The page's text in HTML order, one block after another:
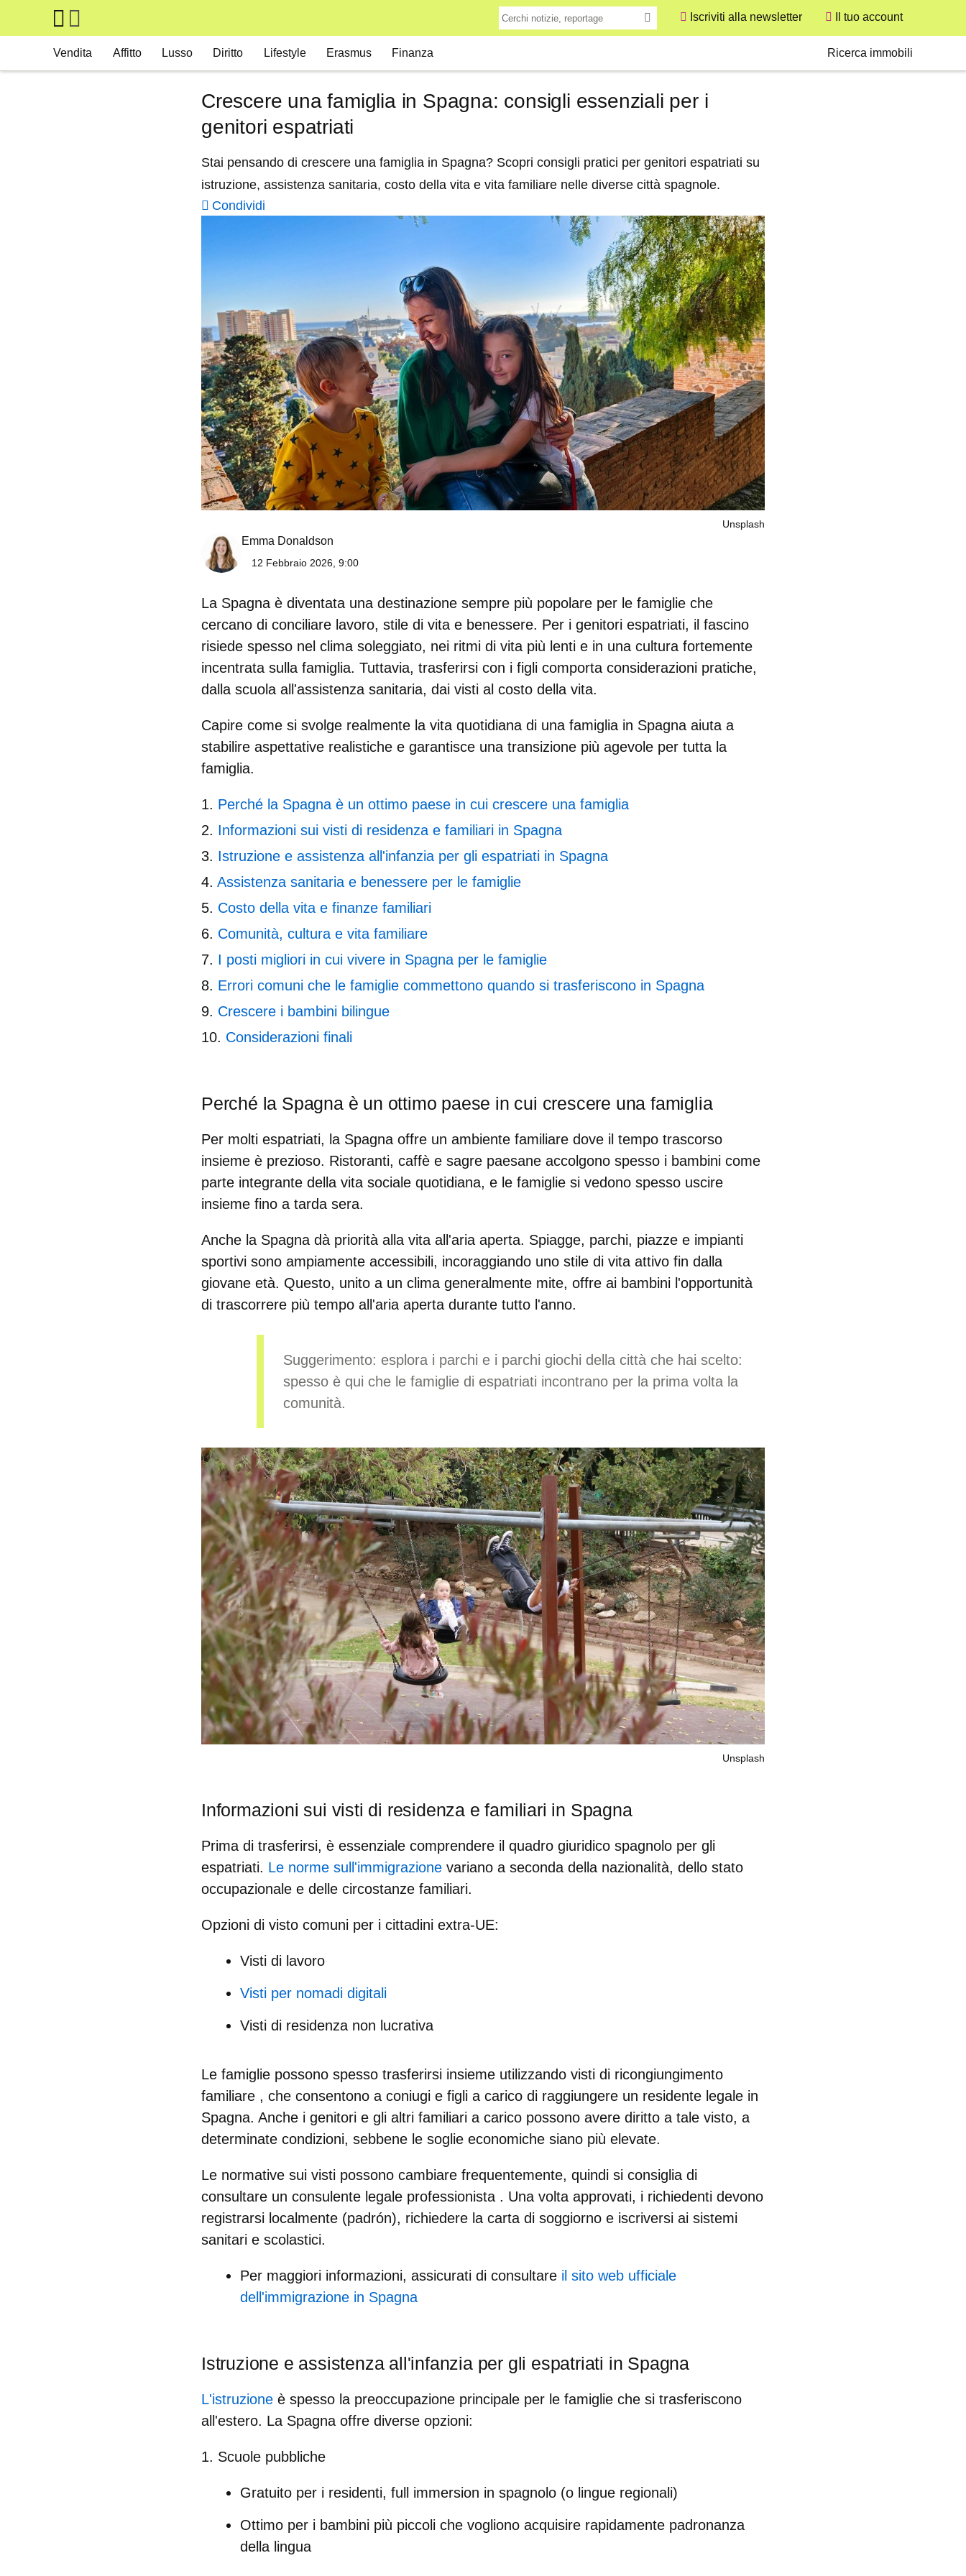
Skip to main content
Iscriviti alla newsletter
User
Il tuo account
Vendita Affitto Lusso Diritto Lifestyle Erasmus Finanza Ricerca immobili
Crescere una famiglia in Spagna: consigli essenziali per i
genitori espatriati
Stai pensando di crescere una famiglia in Spagna? Scopri consigli pratici per genitori espatriati su
istruzione, assistenza sanitaria, costo della vita e vita familiare nelle diverse città spagnole.
Condividi
Unsplash
Emma Donaldson
12 Febbraio 2026, 9:00
La Spagna è diventata una destinazione sempre più popolare per le famiglie che
cercano di conciliare lavoro, stile di vita e benessere. Per i genitori espatriati, il fascino
risiede spesso nel clima soleggiato, nei ritmi di vita più lenti e in una cultura fortemente
incentrata sulla famiglia. Tuttavia, trasferirsi con i figli comporta considerazioni pratiche,
dalla scuola all'assistenza sanitaria, dai visti al costo della vita.
Capire come si svolge realmente la vita quotidiana di una famiglia in Spagna aiuta a
stabilire aspettative realistiche e garantisce una transizione più agevole per tutta la
famiglia.
Perché la Spagna è un ottimo paese in cui crescere una famiglia
Informazioni sui visti di residenza e familiari in Spagna
Istruzione e assistenza all'infanzia per gli espatriati in Spagna
Assistenza sanitaria e benessere per le famiglie
Costo della vita e finanze familiari
Comunità, cultura e vita familiare
I posti migliori in cui vivere in Spagna per le famiglie
Errori comuni che le famiglie commettono quando si trasferiscono in Spagna
Crescere i bambini bilingue
Considerazioni finali
Perché la Spagna è un ottimo paese in cui crescere una famiglia
Per molti espatriati, la Spagna offre un ambiente familiare dove il tempo trascorso
insieme è prezioso. Ristoranti, caffè e sagre paesane accolgono spesso i bambini come
parte integrante della vita sociale quotidiana, e le famiglie si vedono spesso uscire
insieme fino a tarda sera.
Anche la Spagna dà priorità alla vita all'aria aperta. Spiagge, parchi, piazze e impianti
sportivi sono ampiamente accessibili, incoraggiando uno stile di vita attivo fin dalla
giovane età. Questo, unito a un clima generalmente mite, offre ai bambini l'opportunità
di trascorrere più tempo all'aria aperta durante tutto l'anno.
Suggerimento: esplora i parchi e i parchi giochi della città che hai scelto:
spesso è qui che le famiglie di espatriati incontrano per la prima volta la
comunità.
Unsplash
Informazioni sui visti di residenza e familiari in Spagna
Prima di trasferirsi, è essenziale comprendere il quadro giuridico spagnolo per gli
espatriati. Le norme sull'immigrazione variano a seconda della nazionalità, dello stato
occupazionale e delle circostanze familiari.
Opzioni di visto comuni per i cittadini extra-UE:
Visti di lavoro
Visti per nomadi digitali
Visti di residenza non lucrativa
Le famiglie possono spesso trasferirsi insieme utilizzando visti di ricongiungimento
familiare , che consentono a coniugi e figli a carico di raggiungere un residente legale in
Spagna. Anche i genitori e gli altri familiari a carico possono avere diritto a tale visto, a
determinate condizioni, sebbene le soglie economiche siano più elevate.
Le normative sui visti possono cambiare frequentemente, quindi si consiglia di
consultare un consulente legale professionista . Una volta approvati, i richiedenti devono
registrarsi localmente (padrón), richiedere la carta di soggiorno e iscriversi ai sistemi
sanitari e scolastici.
Per maggiori informazioni, assicurati di consultare il sito web ufficiale
dell'immigrazione in Spagna
Istruzione e assistenza all'infanzia per gli espatriati in Spagna
L'istruzione è spesso la preoccupazione principale per le famiglie che si trasferiscono
all'estero. La Spagna offre diverse opzioni:
1. Scuole pubbliche
Gratuito per i residenti, full immersion in spagnolo (o lingue regionali)
Ottimo per i bambini più piccoli che vogliono acquisire rapidamente padronanza
della lingua